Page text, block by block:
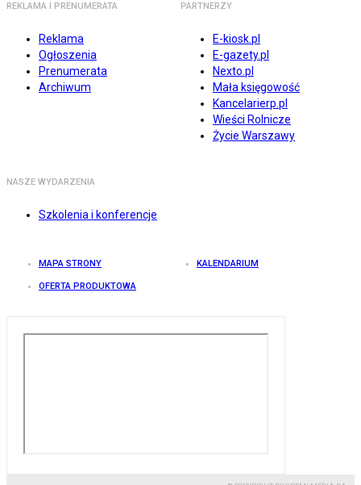
REKLAMA I PRENUMERATA
Reklama
Ogłoszenia
Prenumerata
Archiwum
PARTNERZY
E-kiosk.pl
E-gazety.pl
Nexto.pl
Mała księgowość
Kancelarierp.pl
Wieści Rolnicze
Życie Warszawy
NASZE WYDARZENIA
Szkolenia i konferencje
MAPA STRONY KALENDARIUM
OFERTA PRODUKTOWA